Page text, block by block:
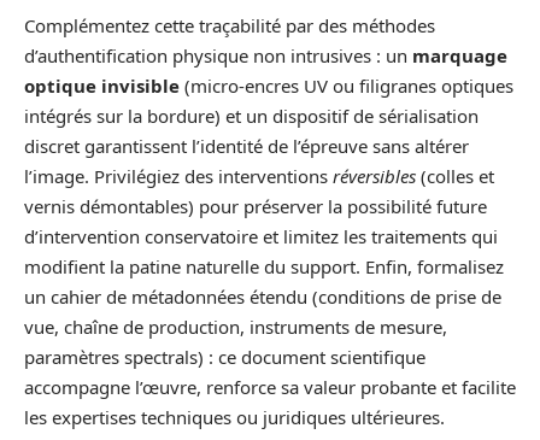
Complémentez cette traçabilité par des méthodes
d’authentification physique non intrusives : un marquage
optique invisible (micro-encres UV ou filigranes optiques
intégrés sur la bordure) et un dispositif de sérialisation
discret garantissent l’identité de l’épreuve sans altérer
l’image. Privilégiez des interventions réversibles (colles et
vernis démontables) pour préserver la possibilité future
d’intervention conservatoire et limitez les traitements qui
modifient la patine naturelle du support. Enfin, formalisez
un cahier de métadonnées étendu (conditions de prise de
vue, chaîne de production, instruments de mesure,
paramètres spectrals) : ce document scientifique
accompagne l’œuvre, renforce sa valeur probante et facilite
les expertises techniques ou juridiques ultérieures.